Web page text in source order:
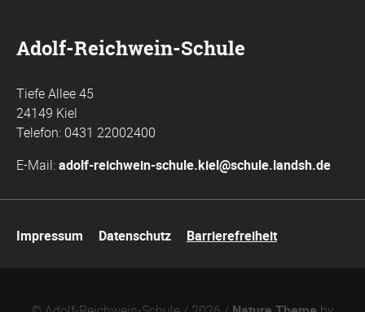
Adolf-Reichwein-Schule
Tiefe Allee 45
24149 Kiel
Telefon: 0431 22002400
E-Mail:adolf-reichwein-schule.kiel@schule.landsh.de
überspringen
Impressum Datenschutz Barrierefreiheit